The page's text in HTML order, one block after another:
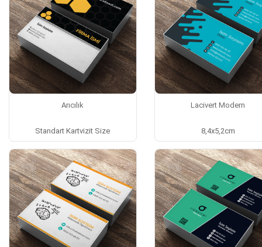
Arıcılık
Standart Kartvizit Size
Lacivert Modern
8,4x5,2cm